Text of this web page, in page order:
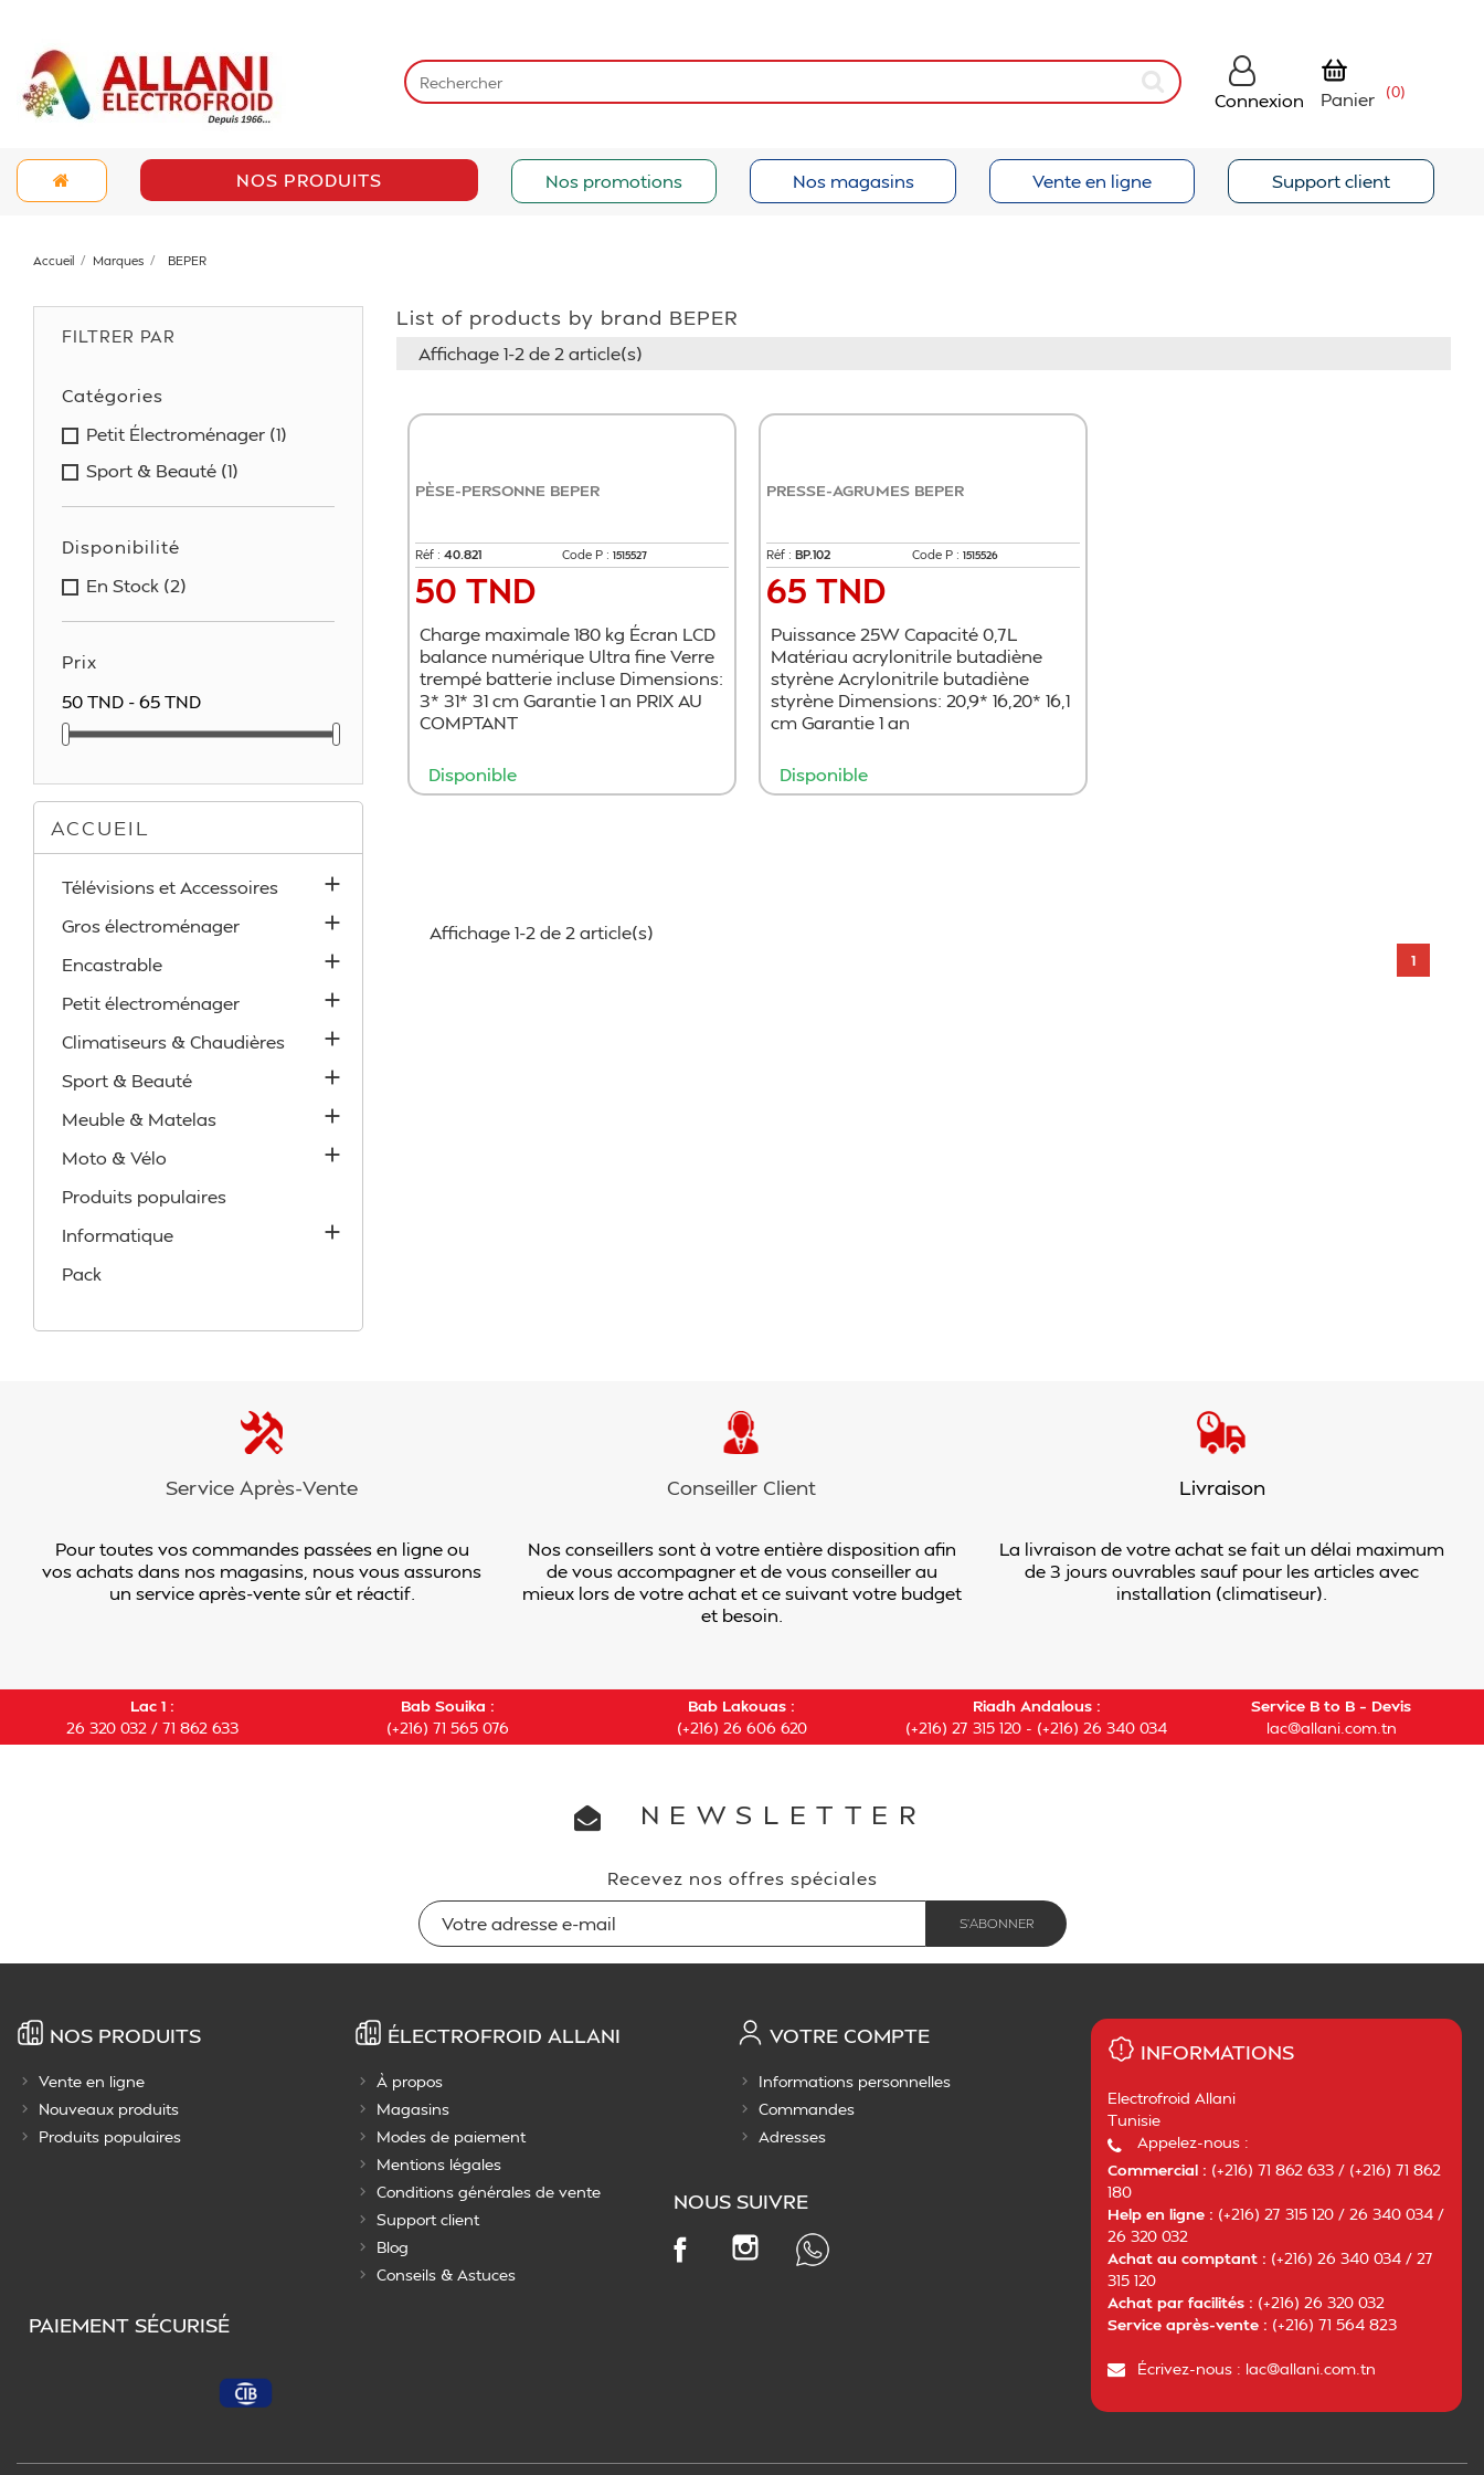
Connexion Panier (0)
NOS PRODUITS Nos promotions Nos magasins Vente en ligne Support client
Accueil Marques BEPER
FILTRER PAR
Catégories
Petit Électroménager (1)
Sport & Beauté (1)
Disponibilité
En Stock (2)
Prix
50 TND - 65 TND
ACCUEIL
Télévisions et Accessoires 
Gros électroménager 
Encastrable 
Petit électroménager 
Climatiseurs & Chaudières 
Sport & Beauté 
Meuble & Matelas 
Moto & Vélo 
Produits populaires
Informatique

Pack
List of products by brand BEPER
Affichage 1-2 de 2 article(s)
PÈSE-PERSONNE BEPER
Réf : ​​40.821 Code P :1515527
Prix
50 TND
Charge maximale 180 kg Écran LCD
balance numérique Ultra fine Verre
trempé batterie incluse Dimensions:
3* 31* 31 cm Garantie 1 an PRIX AU
COMPTANT
Disponible
PRESSE-AGRUMES BEPER
Réf : BP.102 Code P :1515526
Prix
65 TND
Puissance 25W Capacité 0,7L
Matériau acrylonitrile butadiène
styrène Acrylonitrile butadiène
styrène Dimensions: 20,9* 16,20* 16,1
cm Garantie 1 an
Disponible
Affichage 1-2 de 2 article(s)
1
Service Après-Vente
Pour toutes vos commandes passées en ligne ou
vos achats dans nos magasins, nous vous assurons
un service après-vente sûr et réactif.
Conseiller Client
Nos conseillers sont à votre entière disposition afin
de vous accompagner et de vous conseiller au
mieux lors de votre achat et ce suivant votre budget
et besoin.
Livraison
La livraison de votre achat se fait un délai maximum
de 3 jours ouvrables sauf pour les articles avec
installation (climatiseur).
Lac 1 :
26 320 032 / 71 862 633
Bab Souika :
(+216) 71 565 076
Bab Lakouas :
(+216) 26 606 620
Riadh Andalous :
(+216) 27 315 120 - (+216) 26 340 034
Service B to B – Devis
lac@allani.com.tn
NEWSLETTER
Recevez nos offres spéciales
NOS PRODUITS
Vente en ligne
Nouveaux produits
Produits populaires
ÉLECTROFROID ALLANI
À propos
Magasins
Modes de paiement
Mentions légales
Conditions générales de vente
Support client
Blog
Conseils & Astuces
PAIEMENT SÉCURISÉ
VOTRE COMPTE
Informations personnelles
Commandes
Adresses
NOUS SUIVRE
Facebook Instagram
INFORMATIONS
Electrofroid Allani
Tunisie
Appelez-nous :
Commercial : (+216) 71 862 633 / (+216) 71 862
180
Help en ligne : (+216) 27 315 120 / 26 340 034 /
26 320 032
Achat au comptant : (+216) 26 340 034 / 27
315 120
Achat par facilités : (+216) 26 320 032
Service après-vente : (+216) 71 564 823
Écrivez-nous : lac@allani.com.tn